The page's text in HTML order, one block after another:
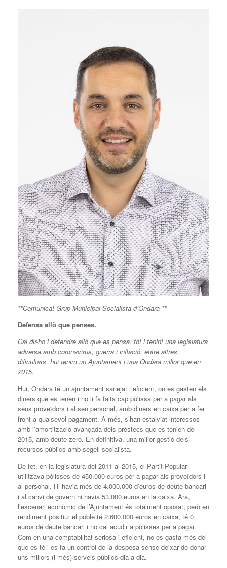
**Comunicat Grup Municipal Socialista d’Ondara **
Defensa allò que penses. ️
Cal dir-ho i defendre allò que es pensa: tot i tenint una legislatura
adversa amb coronavirus, guerra i inflació, entre altres
dificultats, hui tenim un Ajuntament i una Ondara millor que en
2015.
Hui, Ondara té un ajuntament sanejat i eficient, on es gasten els
diners que es tenen i no li fa falta cap pòlissa per a pagar als
seus proveïdors i al seu personal, amb diners en caixa per a fer
front a qualsevol pagament. A més, s’han estalviat interessos
amb l’amortització avançada dels préstecs que es tenien del
2015, amb deute zero. En definitiva, una millor gestió dels
recursos públics amb segell socialista.
De fet, en la legislatura del 2011 al 2015, el Partit Popular
utilitzava pòlisses de 450.000 euros per a pagar als proveïdors i
al personal. Hi havia més de 4.000.000 d’euros de deute bancari
i al canvi de govern hi havia 53.000 euros en la caixa. Ara,
l’escenari econòmic de l’Ajuntament és totalment oposat, però en
rendiment positiu: el poble té 2.600.000 euros en caixa, té 0
euros de deute bancari i no cal acudir a pòlisses per a pagar.
Com en una comptabilitat seriosa i eficient, no es gasta més del
que es té i es fa un control de la despesa sense deixar de donar
uns millors (i més) serveis públics dia a dia.